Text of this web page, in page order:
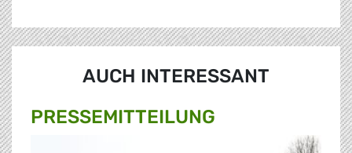
AUCH INTERESSANT
PRESSE­MITTEILUNG